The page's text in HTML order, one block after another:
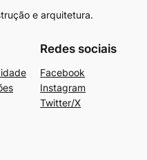
e arquitetura.
Redes sociais
Facebook
Instagram
Twitter/X